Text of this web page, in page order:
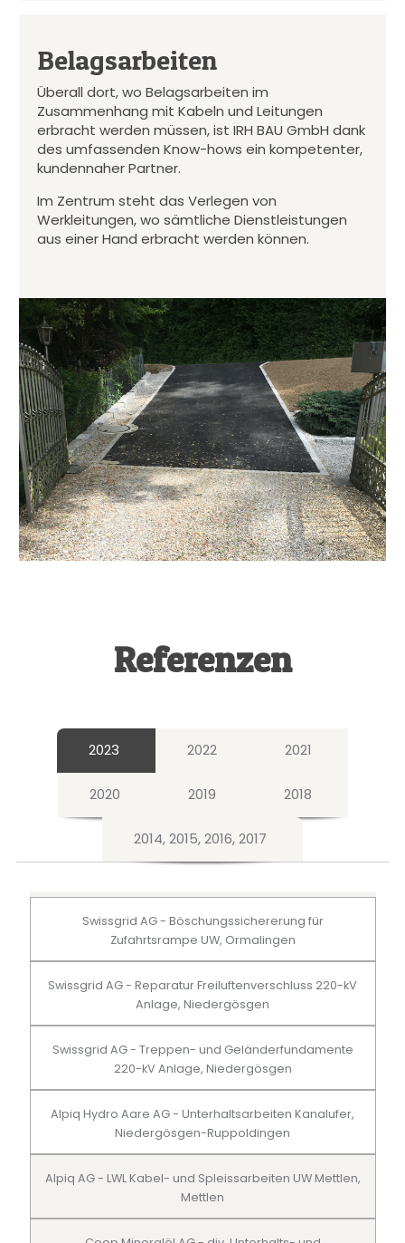
Belagsarbeiten
Überall dort, wo Belagsarbeiten im
Zusammenhang mit Kabeln und Leitungen
erbracht werden müssen, ist IRH BAU GmbH dank
des umfassenden Know-hows ein kompetenter,
kundennaher Partner.
Im Zentrum steht das Verlegen von
Werkleitungen, wo sämtliche Dienstleistungen
aus einer Hand erbracht werden können.
Referenzen
2023 2022 2021
2020 2019 2018
2014, 2015, 2016, 2017
Swissgrid AG - Böschungssichererung für
Zufahrtsrampe UW, Ormalingen
Swissgrid AG - Reparatur Freiluftenverschluss 220-kV
Anlage, Niedergösgen
Swissgrid AG - Treppen- und Geländerfundamente
220-kV Anlage, Niedergösgen
Alpiq Hydro Aare AG - Unterhaltsarbeiten Kanalufer,
Niedergösgen-Ruppoldingen
Alpiq AG - LWL Kabel- und Spleissarbeiten UW Mettlen,
Mettlen